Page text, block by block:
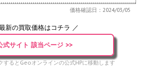
価格確認日：2024/03/05
新の買取価格はコチラ ／
式サイト 該当ページ >>
するとGeoオンラインの公式HPに移動します